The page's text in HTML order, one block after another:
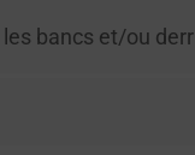
bancs et/ou